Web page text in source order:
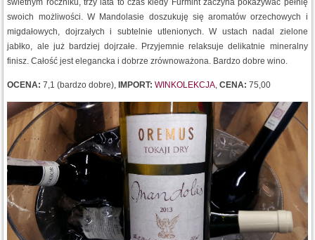
swoich możliwości. W Mandolasie doszukuję się aromatów orzechowych i
migdałowych, dojrzałych i subtelnie utlenionych. W ustach nadal zielone
jabłko, ale już bardziej dojrzałe. Przyjemnie relaksuje delikatnie mineralny
finisz. Całość jest elegancka i dobrze zrównoważona. Bardzo dobre wino.
OCENA: 7,1 (bardzo dobre),IMPORT: WINKOLEKCJA ,CENA: 75,00